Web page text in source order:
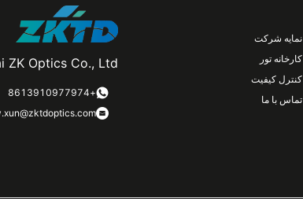
ZK Optics Co., Ltd.
+8613910977974
نمایه شرکت
کارخانه تور
کنترل کیفیت
تماس با ما